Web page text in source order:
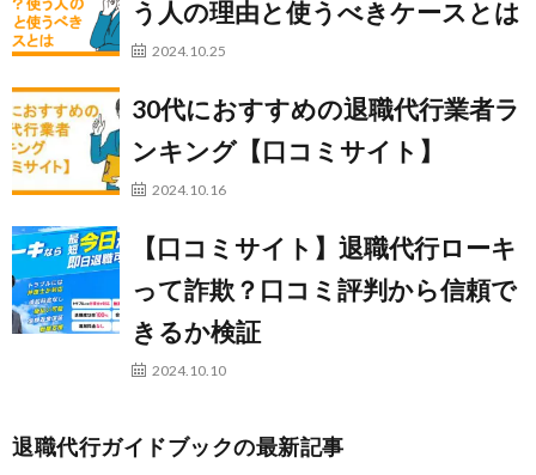
う人の理由と使うべきケースとは
2024.10.25
30代におすすめの退職代行業者ラ
ンキング【口コミサイト】
2024.10.16
【口コミサイト】退職代行ローキ
って詐欺？口コミ評判から信頼で
きるか検証
2024.10.10
退職代行ガイドブックの最新記事